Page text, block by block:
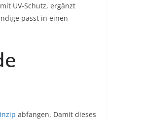
UV-Schutz, ergänzt
passt in einen
abfangen. Damit dieses